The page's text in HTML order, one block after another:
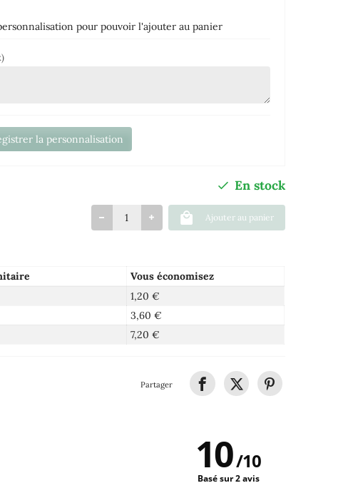
pour pouvoir l'ajouter au panier
la personnalisation
En stock
Ajouter au panier
Vous économisez
1,20 €
3,60 €
7,20 €
Partager
10/10
Basé sur 2 avis